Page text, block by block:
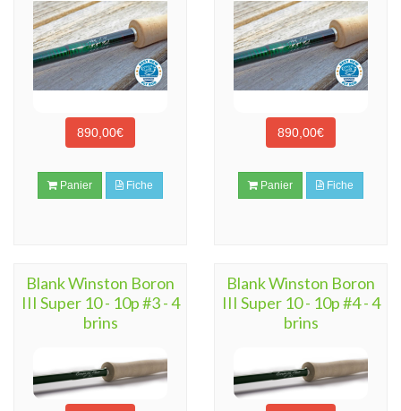
890,00€
Panier Fiche
890,00€
Panier Fiche
Blank Winston Boron
III Super 10 - 10p #3 - 4
brins
Blank Winston Boron
III Super 10 - 10p #4 - 4
brins